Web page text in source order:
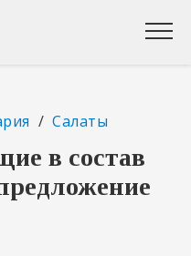
/ Салаты
в состав